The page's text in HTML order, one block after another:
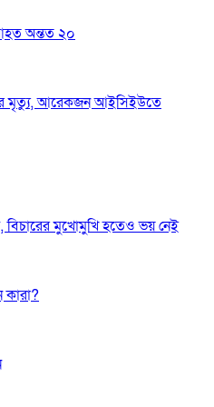
আহত অন্তত ২০
মৃত্যু, আরেকজন আইসিইউতে
বিচারের মুখোমুখি হতেও ভয় নেই